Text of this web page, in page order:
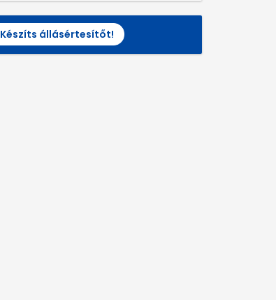
Készíts állásértesítőt!